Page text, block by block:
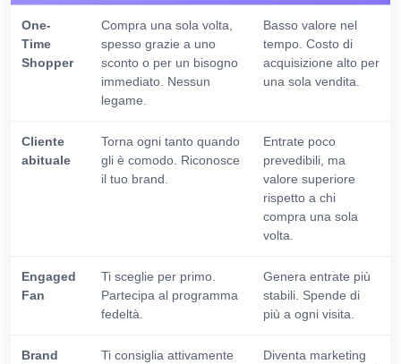
One-
Time
Shopper
Compra una sola volta,
spesso grazie a uno
sconto o per un bisogno
immediato. Nessun
legame.
Basso valore nel
tempo. Costo di
acquisizione alto per
una sola vendita.
Cliente
abituale
Torna ogni tanto quando
gli è comodo. Riconosce
il tuo brand.
Entrate poco
prevedibili, ma
valore superiore
rispetto a chi
compra una sola
volta.
Engaged
Fan
Ti sceglie per primo.
Partecipa al programma
fedeltà.
Genera entrate più
stabili. Spende di
più a ogni visita.
Brand
Ti consiglia attivamente
Diventa marketing